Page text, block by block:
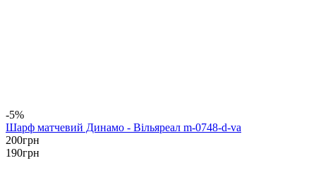
-5%
Шарф матчевий Динамо - Вільяреал m-0748-d-va
200грн
190грн